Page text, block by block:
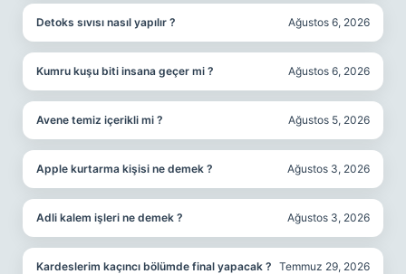
Detoks sıvısı nasıl yapılır ? Ağustos 6, 2026
Kumru kuşu biti insana geçer mi ? Ağustos 6, 2026
Avene temiz içerikli mi ? Ağustos 5, 2026
Apple kurtarma kişisi ne demek ? Ağustos 3, 2026
Adli kalem işleri ne demek ? Ağustos 3, 2026
Kardeslerim kaçıncı bölümde final yapacak ? Temmuz 29, 2026